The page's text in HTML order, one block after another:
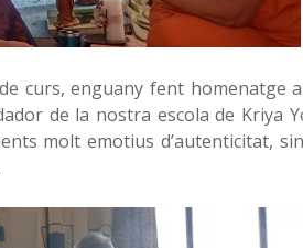
curs, enguany fent homenatge
de la nostra escola de Kriya
molt emotius d’autenticitat,